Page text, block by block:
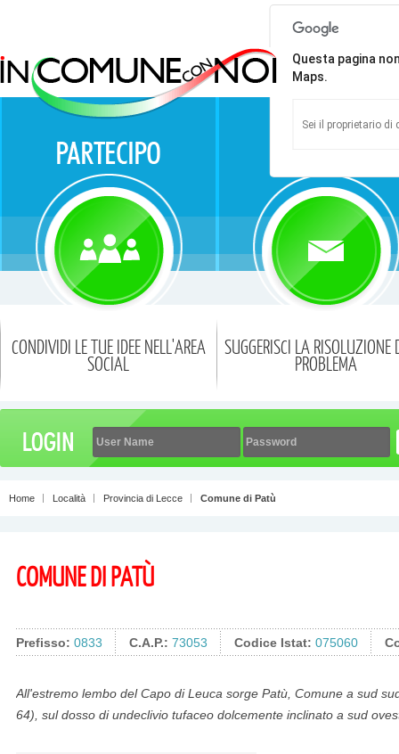
CONDIVIDI LE TUE IDEE NELL'AREA
SOCIAL
SUGGERISCI LA RISOLUZIONE
PROBLEMA
Home Località Provincia di Lecce Comune di Patù
COMUNE DI PATÙ
Prefisso: 0833 C.A.P.: 73053 Codice Istat: 075060
All'estremo lembo del Capo di Leuca sorge Patù, Comune a sud
64), sul dosso di undeclivio tufaceo dolcemente inclinato a sud
Questa pagina
Maps.
Sei il proprietario di